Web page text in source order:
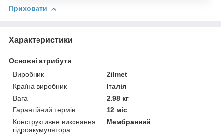
Приховати
Характеристики
Основні атрибути
Виробник
Zilmet
Країна виробник
Італія
Вага
2.98 кг
Гарантійний термін
12 міс
Конструктивне виконання
гідроакумулятора
Мембранний